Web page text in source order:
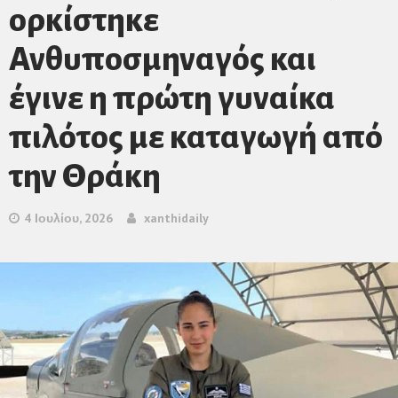
ορκίστηκε
Ανθυποσμηναγός και
έγινε η πρώτη γυναίκα
πιλότος με καταγωγή από
την Θράκη
4 Ιουλίου, 2026 xanthidaily